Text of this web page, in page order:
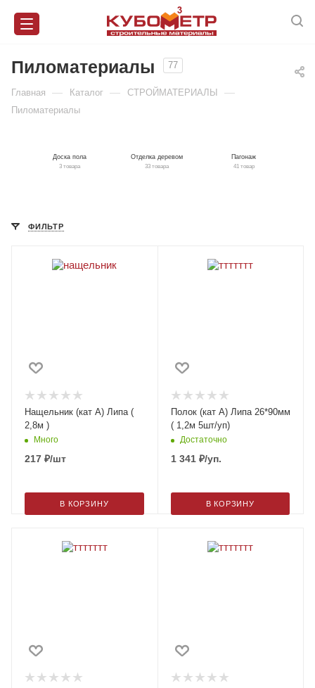
Пиломатериалы 77
Главная — Каталог — СТРОЙМАТЕРИАЛЫ —
Пиломатериалы
Доска пола
3 товара
Отделка деревом
33 товара
Пагонаж
41 товар
ФИЛЬТР
Нащельник (кат А) Липа (
2,8м )
Много
217 ₽/шт
В КОРЗИНУ
Полок (кат А) Липа 26*90мм
( 1,2м 5шт/уп)
Достаточно
1 341₽/уп.
В КОРЗИНУ